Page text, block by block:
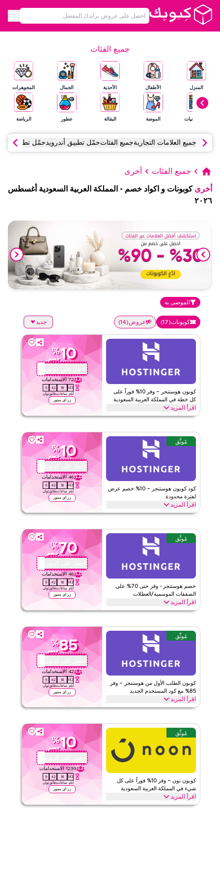
جميع الفئات
المنزل
الإلكترونيات
الأطفال
الموضة
الأحذية
البقالة
الجمال
عطور
المجوهرات
الرياضة
جميع العلامات التجاريةجميع الفئاتحمّل تطبيق أندرويدحمّل تطبيق آي
جميع الفئات أخرى
أخرى كوبونات و اكواد خصم - المملكة العربية السعودية أغسطس
٢٠٢٦
الموصى به
كوبونات(
17
) عروض(
14
) جديد
كوبون هوستنجر – وفر 10% فوراً على
كل خطة في المملكة العربية السعودية
اقرأ المزيد
10
%
خصم
احصل على كوبون
72 الاستخدامات
142
أيام
18
ساعات
42
دقائق
8
ثوان
زر اي ستور
وفر 10% فوراً مع كود هوستنجر هذا على الخطط السنوية والشهرية. استفد
المواقع والنطاقات والإيميل وباني المواقع والمزيد.
الأحكام والشروط
الحد الأدنى للطلب
ينطبق على
ويب
الفئات
على مستوى الموقع
مُوثَّق
كود كوبون هوستنجر – 10% خصم عرض
لفترة محدودة
اقرأ المزيد
10
%
خصم
احصل على كوبون
46 الاستخدامات
142
أيام
18
ساعات
42
دقائق
8
ثوان
زر اي ستور
احصل على خصم 10% على جميع الفئات مع كود برومو هوستنجر لفترة
على كل خطة.
الأحكام والشروط
الحد الأدنى للطلب
الفئات
على مستوى الموقع
مُوثَّق
خصم هوستنجر - وفر حتى 70% على
الصفقات الموسمية/العطلات
اقرأ المزيد
70
%
خصم
احصل على كوبون
46 الاستخدامات
142
أيام
18
ساعات
42
دقائق
8
ثوان
زر اي ستور
وفر حتى 70% خصم مع كود كوبون هوستنجر هذا خلال المواسم الاحتفالية،
أخرى. استفد الآن.
الأحكام والشروط
الحد الأدنى للطلب
ينطبق على
ويب
الفئات
على مستوى الموقع
مُوثَّق
كوبون الطلب الأول من هوستنجر – وفر
85% مع كود المستخدم الجديد
اقرأ المزيد
85
%
خصم
احصل على كوبون
42 الاستخدامات
142
أيام
18
ساعات
42
دقائق
8
ثوان
زر اي ستور
احصل على خصم 85% على طلبك الأول مع كود كوبون هوستنجر الحصري
أفضل الخطط اليوم.
الأحكام والشروط
الحد الأدنى للطلب
الفئات
على مستوى الموقع
مُوثَّق
كوبون نون – وفر 10% فوراً على كل
شيء في المملكة العربية السعودية
اقرأ المزيد
10
%
خصم
احصل على كوبون
1239 الاستخدامات
142
أيام
18
ساعات
42
دقائق
8
ثوان
زر اي ستور
وفر 10% فوراً مع كود نون هذا على كل شيء. استبدل الآن للحصول على